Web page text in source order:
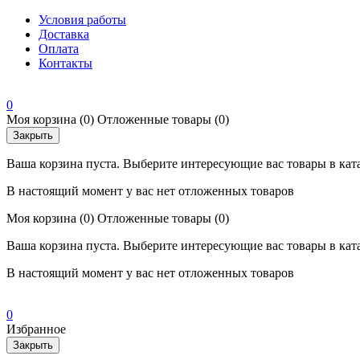
Условия работы
Доставка
Оплата
Контакты
0
Моя корзина (0) Отложенные товары (0)
Закрыть
Ваша корзина пуста. Выберите интересующие вас товары в
В настоящий момент у вас нет отложенных товаров
Моя корзина (0) Отложенные товары (0)
Ваша корзина пуста. Выберите интересующие вас товары в
В настоящий момент у вас нет отложенных товаров
0
Избранное
Закрыть